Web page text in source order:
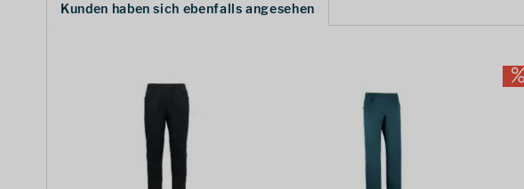
Kunden haben sich ebenfalls angesehen